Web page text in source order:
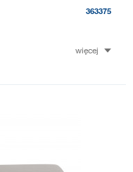
363375
więcej